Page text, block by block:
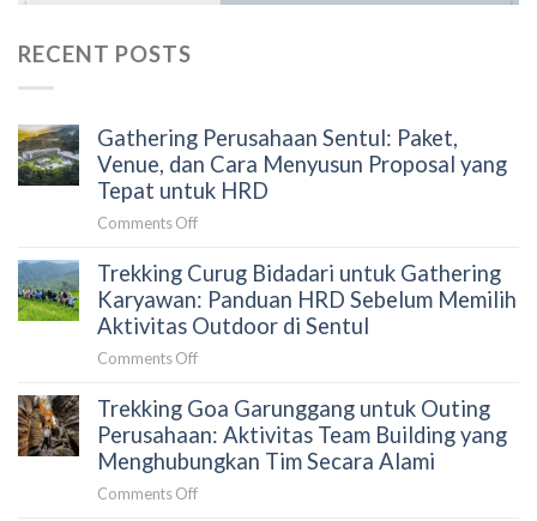
RECENT POSTS
Gathering Perusahaan Sentul: Paket,
Venue, dan Cara Menyusun Proposal yang
Tepat untuk HRD
Comments Offon
Perusahaan
Sentul:
Paket,
Menyusun
Proposal
yang
Tepat
Trekking Curug Bidadari untuk Gathering
Karyawan: Panduan HRD Sebelum Memilih
Aktivitas Outdoor di Sentul
Comments Offon
Curug
Bidadari
untuk
Gathering
Trekking Goa Garunggang untuk Outing
Perusahaan: Aktivitas Team Building yang
Menghubungkan Tim Secara Alami
Comments Offon